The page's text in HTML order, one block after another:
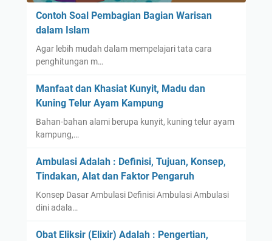
Contoh Soal Pembagian Bagian Warisan
dalam Islam
Agar lebih mudah dalam mempelajari tata cara
penghitungan m…
Manfaat dan Khasiat Kunyit, Madu dan
Kuning Telur Ayam Kampung
Bahan-bahan alami berupa kunyit, kuning telur ayam
kampung,…
Ambulasi Adalah : Definisi, Tujuan, Konsep,
Tindakan, Alat dan Faktor Pengaruh
Konsep Dasar Ambulasi Definisi Ambulasi Ambulasi
dini adala…
Obat Eliksir (Elixir) Adalah : Pengertian,